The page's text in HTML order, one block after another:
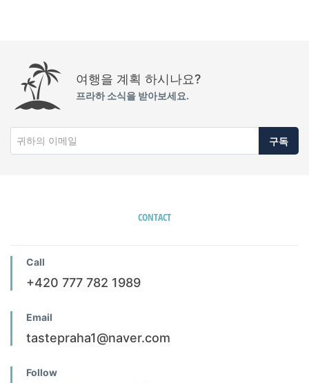
여행을 계획 하시나요?
프라하 소식을 받아보세요.
구독
CONTACT
Call
+420 777 782 1989
Email
tastepraha1@naver.com
Follow